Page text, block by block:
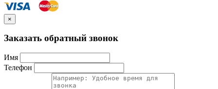
×
Заказать обратный звонок
Имя
Телефон